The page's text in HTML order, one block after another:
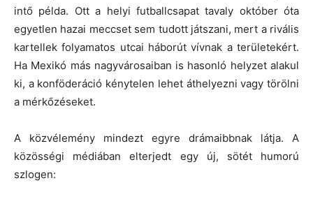
intő példa. Ott a helyi futballcsapat tavaly október óta
egyetlen hazai meccset sem tudott játszani, mert a rivális
kartellek folyamatos utcai háborút vívnak a területekért.
Ha Mexikó más nagyvárosaiban is hasonló helyzet alakul
ki, a konföderáció kénytelen lehet áthelyezni vagy törölni
a mérkőzéseket.
A közvélemény mindezt egyre drámaibbnak látja. A
közösségi médiában elterjedt egy új, sötét humorú
szlogen: